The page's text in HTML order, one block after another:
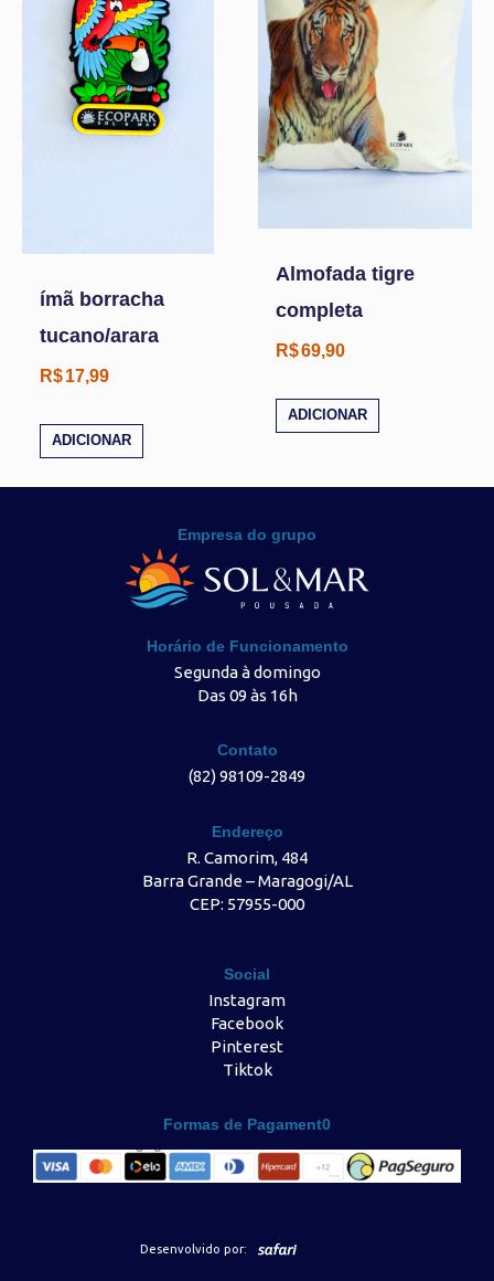
ímã borracha
tucano/arara
R$17,99
ADICIONAR
Almofada tigre
completa
R$69,90
ADICIONAR
Empresa do grupo
Horário de Funcionamento
Segunda à domingo
Das 09 às 16h
Contato
(82) 98109-2849
Endereço
R. Camorim, 484
Barra Grande – Maragogi/AL
CEP: 57955-000
Social
Instagram
Facebook
Pinterest
Tiktok
Formas de Pagament0
Desenvolvido por: